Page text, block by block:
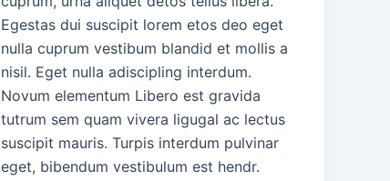
Egestas dui suscipit lorem etos deo eget
nulla cuprum vestibum blandid et mollis a
nisil. Eget nulla adiscipling interdum.
Novum elementum Libero est gravida
tutrum sem quam vivera ligugal ac lectus
suscipit mauris. Turpis interdum pulvinar
eget, bibendum vestibulum est hendr.